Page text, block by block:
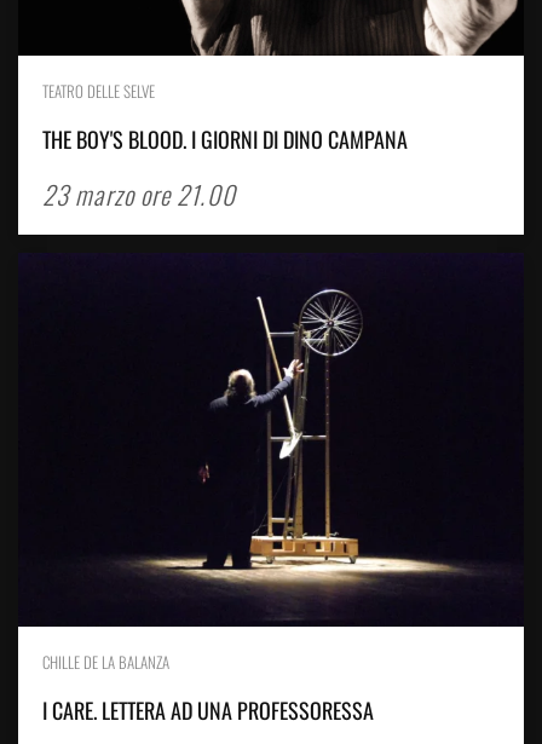
TEATRO DELLE SELVE
THE BOY'S BLOOD. I GIORNI DI DINO CAMPANA
23 marzo ore 21.00
CHILLE DE LA BALANZA
I CARE. LETTERA AD UNA PROFESSORESSA